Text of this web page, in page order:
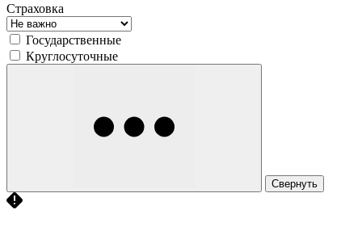
Страховка
Государственные
Круглосуточные
Свернуть